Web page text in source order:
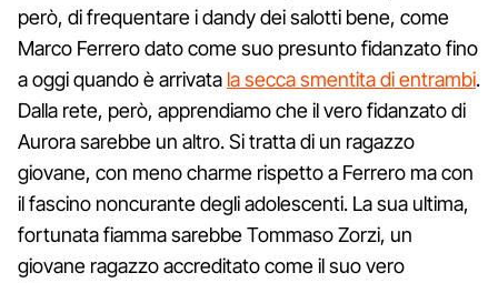
però, di frequentare i dandy dei salotti bene, come
Marco Ferrero dato come suo presunto fidanzato fino
a oggi quando è arrivata la secca smentita di entrambi.
Dalla rete, però, apprendiamo che il vero fidanzato di
Aurora sarebbe un altro. Si tratta di un ragazzo
giovane, con meno charme rispetto a Ferrero ma con
il fascino noncurante degli adolescenti. La sua ultima,
fortunata fiamma sarebbe Tommaso Zorzi, un
giovane ragazzo accreditato come il suo vero